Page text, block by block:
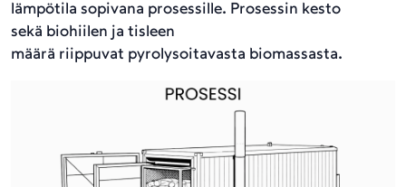
lämpötila sopivana prosessille. Prosessin kesto
sekä biohiilen ja tisleen
määrä riippuvat pyrolysoitavasta biomassasta.